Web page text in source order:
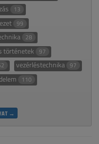
13
99
28
történetek 97
vezérléstechnika 97
110
→